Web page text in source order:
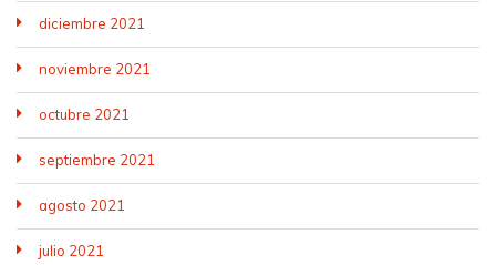
diciembre 2021
noviembre 2021
octubre 2021
septiembre 2021
agosto 2021
julio 2021